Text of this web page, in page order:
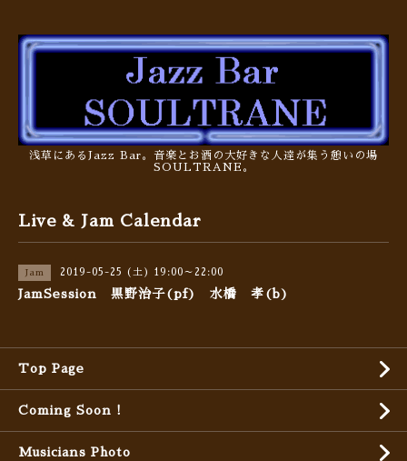
浅草にあるJazz Bar。音楽とお酒の大好きな人達が集う憩いの場
SOULTRANE。
Live & Jam Calendar
Jam 2019-05-25 (土) 19:00～22:00
JamSession 黒野治子(pf) 水橋 孝(b)
Top Page
Coming Soon !
Musicians Photo